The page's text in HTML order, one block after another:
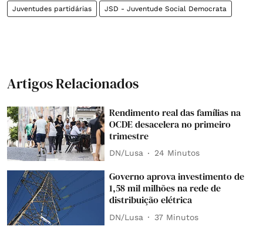
Juventudes partidárias JSD - Juventude Social Democrata
Artigos Relacionados
Rendimento real das famílias na
OCDE desacelera no primeiro
trimestre
DN/Lusa 24 Minutos
Governo aprova investimento de
1,58 mil milhões na rede de
distribuição elétrica
DN/Lusa 37 Minutos